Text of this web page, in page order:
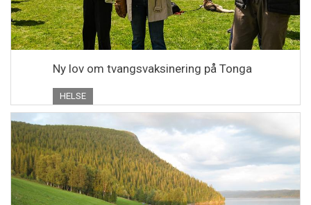
Ny lov om tvangsvaksinering på Tonga
HELSE